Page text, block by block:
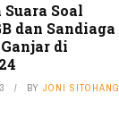
Suara Soal
dan Sandiaga
di
BY JONI SITOHANG